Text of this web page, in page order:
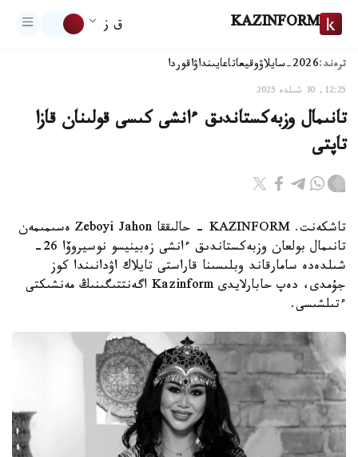
KAZINFORM ق ز
ترەند:2026-سايلاۋ وقيعاتاعايىنداۋاقوردا
12:25, 30 شىلدە 2025
تانىمال وزبەكستاندىق ءانشى كىسى قولىنان قازا
تاپتى
تاشكەنت. KAZINFORM - حالىققا Zeboyi Jahon ەسىمىمەن
تانىمال بولعان وزبەكستاندىق ءانشى زەبينيسو نوسيروۆا 26-
شىلدەدە سامارقاند وبلىسىنا قاراستى تايلاك اۋدانىندا كوز
جۇمدى، دەپ حابارلايدى Kazinform اگەنتتىگىنىڭ مەنشىكتى
ءتىلشىسى.